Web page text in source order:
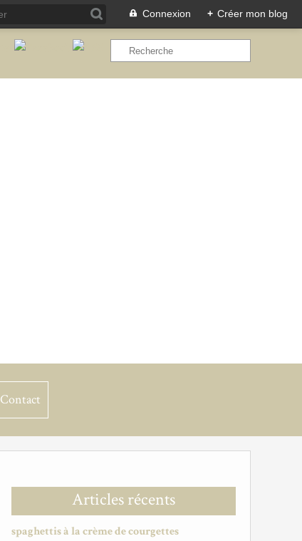
Connexion + Créer mon blog
Contact
Articles récents
spaghettis à la crème de courgettes